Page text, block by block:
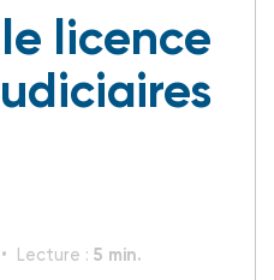
licence
Lecture : 5 min.